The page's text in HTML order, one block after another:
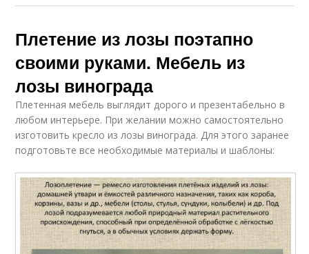
Плетение из лозы поэтапно
своими руками. Мебель из
лозы винограда
Плетенная мебель выглядит дорого и презентабельно в
любом интерьере. При желании можно самостоятельно
изготовить кресло из лозы винограда. Для этого заранее
подготовьте все необходимые материалы и шаблоны: